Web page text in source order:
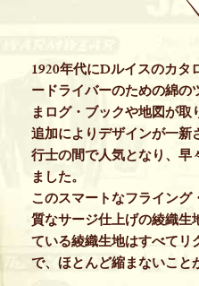
1920年代にDルイスのカタ
ードライバーのための綿の
まログ・ブックや地図が
追加によりデザインが一新
行士の間で人気となり、早
ました。
このスマートなフライング
質なサージ仕上げの綾織生
ている綾織生地はすべてリ
で、ほとんど縮まないこと